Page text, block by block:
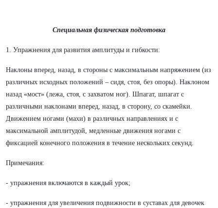
Специальная физическая подготовка
1. Упражнения для развития амплитуды и гибкости:
Наклоны вперед, назад, в стороны с максимальным напряжением (из
различных исходных положений – сидя, стоя, без опоры). Наклоном
назад «мост» (лежа, стоя, с захватом ног). Шпагат, шпагат с
различными наклонами вперед, назад, в сторону, со скамейки.
Движением ногами (махи) в различных направлениях и с
максимальной амплитудой, медленные движения ногами с
фиксацией конечного положения в течение нескольких секунд.
Примечания:
- упражнения включаются в каждый урок;
- упражнения для увеличения подвижности в суставах для девочек